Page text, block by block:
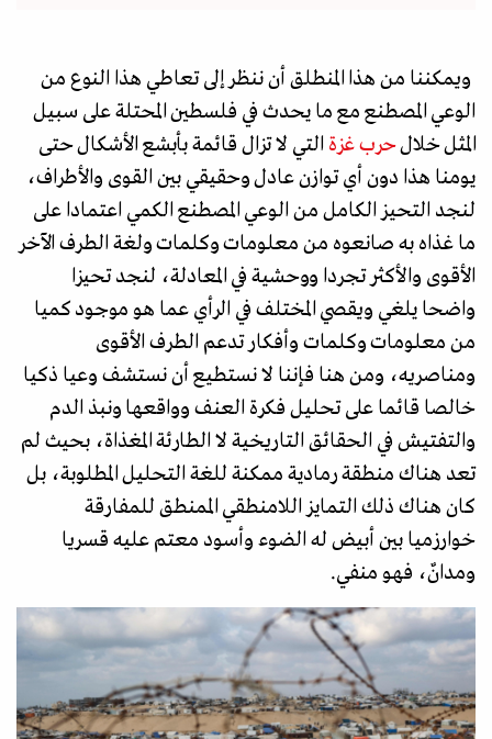
ويمكننا من هذا المنطلق أن ننظر إلى تعاطي هذا النوع من
الوعي المصطنع مع ما يحدث في فلسطين المحتلة على سبيل
المثل خلالحرب غزة التي لا تزال قائمة بأبشع الأشكال حتى
يومنا هذا دون أي توازن عادل وحقيقي بين القوى والأطراف،
لنجد التحيز الكامل من الوعي المصطنع الكمي اعتمادا على
ما غذاه به صانعوه من معلومات وكلمات ولغة الطرف الآخر
الأقوى والأكثر تجردا ووحشية في المعادلة، لنجد تحيزا
واضحا يلغي ويقصي المختلف في الرأي عما هو موجود كميا
من معلومات وكلمات وأفكار تدعم الطرف الأقوى
ومناصريه، ومن هنا فإننا لا نستطيع أن نستشف وعيا ذكيا
خالصا قائما على تحليل فكرة العنف وواقعها ونبذ الدم
والتفتيش في الحقائق التاريخية لا الطارئة المغذاة، بحيث لم
تعد هناك منطقة رمادية ممكنة للغة التحليل المطلوبة، بل
كان هناك ذلك التمايز اللامنطقي الممنطق للمفارقة
خوارزميا بين أبيض له الضوء وأسود معتم عليه قسريا
ومدانٌ، فهو منفي.